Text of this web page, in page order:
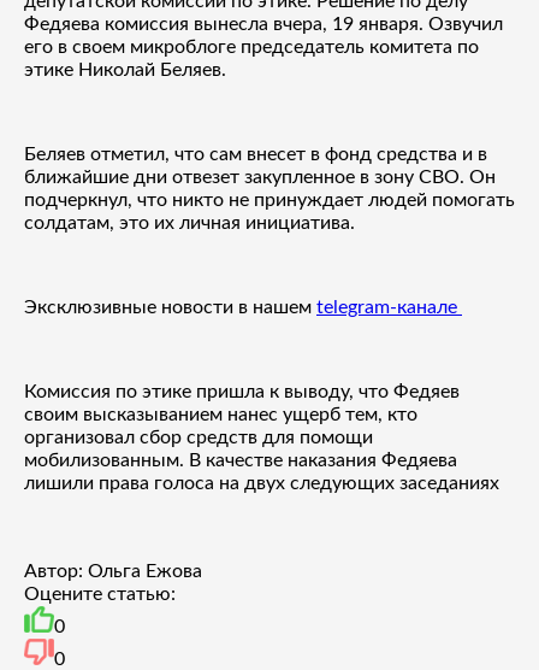
Федяева комиссия вынесла вчера, 19 января. Озвучил
его в своем микроблоге председатель комитета по
этике Николай Беляев.
Беляев отметил, что сам внесет в фонд средства и в
ближайшие дни отвезет закупленное в зону СВО. Он
подчеркнул, что никто не принуждает людей помогать
солдатам, это их личная инициатива.
Эксклюзивные новости в нашем telegram-канале
Комиссия по этике пришла к выводу, что Федяев
своим высказыванием нанес ущерб тем, кто
организовал сбор средств для помощи
мобилизованным. В качестве наказания Федяева
лишили права голоса на двух следующих заседаниях
Автор: Ольга Ежова
Оцените статью:
0
0